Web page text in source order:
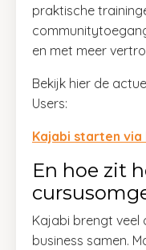
praktische
en met meer
Bekijk hier de
Users:
Kajabi starten via
En hoe zit
Kajabi brengt veel
business samen.